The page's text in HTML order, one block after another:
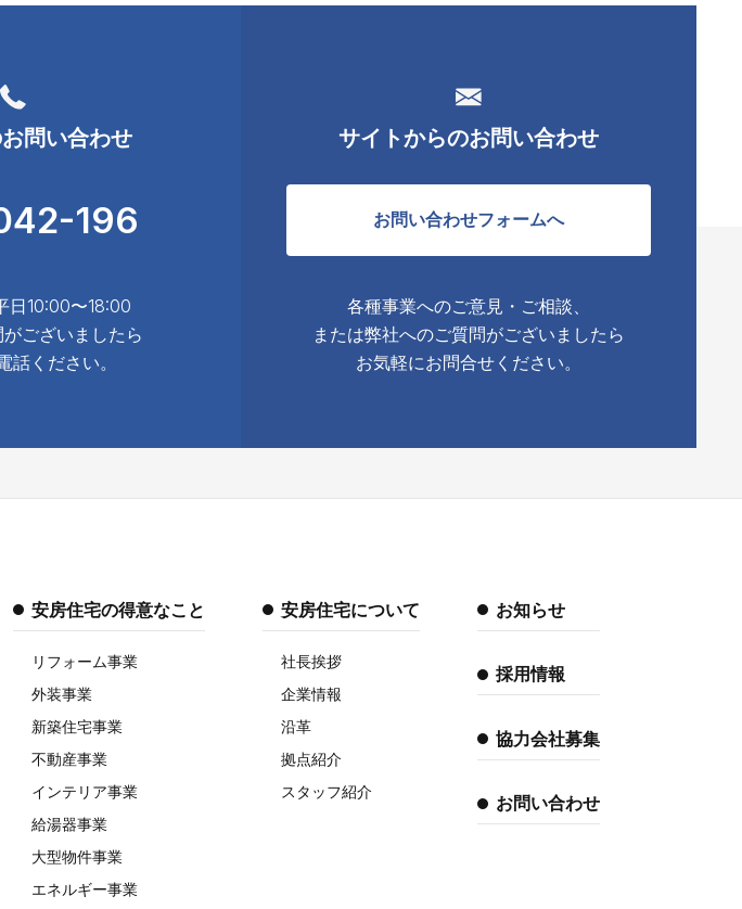
問い合わせ
196
日10:00〜18:00
ございましたら
話ください。
サイトからのお問い合わせ
お問い合わせフォームへ
各種事業へのご意見・ご相談、
または弊社へのご質問がございましたら
お気軽にお問合せください。
安房住宅の得意なこと
リフォーム事業
外装事業
新築住宅事業
不動産事業
インテリア事業
給湯器事業
大型物件事業
エネルギー事業
安房住宅について
社長挨拶
企業情報
沿革
拠点紹介
スタッフ紹介
お知らせ
採用情報
協力会社募集
お問い合わせ